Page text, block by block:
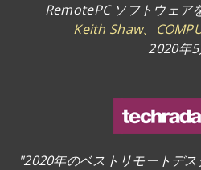
RemotePC ソフトウェア
Keith Shaw、
2020年
"2020年のベストリモートデ